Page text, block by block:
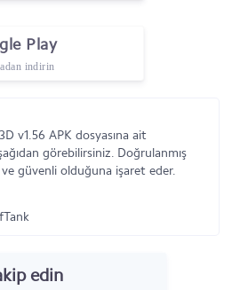
Play
indirin
v1.56 APK dosyasına ait
görebilirsiniz. Doğrulanmış
güvenli olduğuna işaret eder.
edin